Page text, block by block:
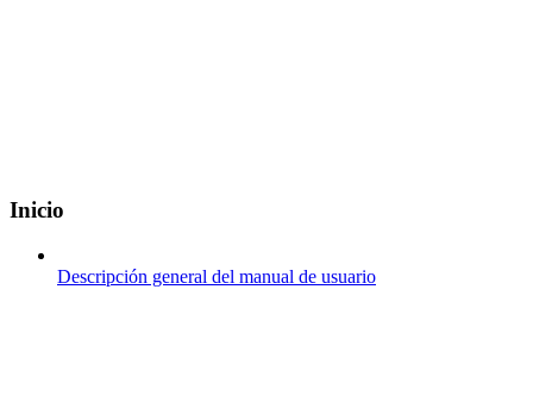
Inicio
Descripción general del manual de usuario